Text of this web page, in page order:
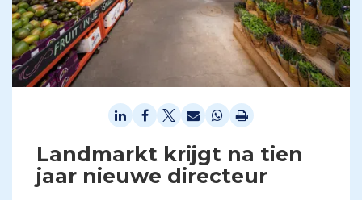
Landmarkt krijgt na tien
jaar nieuwe directeur